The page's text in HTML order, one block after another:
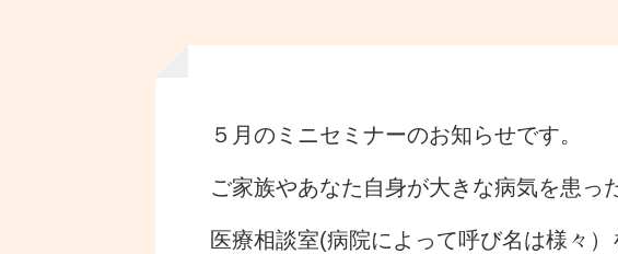
５月のミニセミナーのお知らせです。
ご家族やあなた自身が大きな病気を患っ
医療相談室(病院によって呼び名は様々）